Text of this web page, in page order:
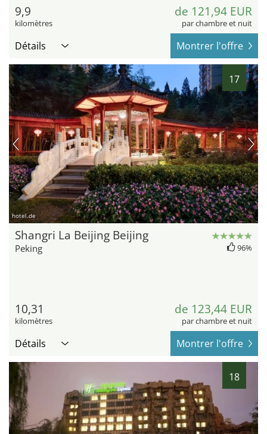
9,9
kilomètres
de 121,94 EUR
par chambre et nuit
Détails Montrer l'offre
17
hotel.de
Shangri La Beijing Beijing
Peking 96%
10,31
kilomètres
de 123,44 EUR
par chambre et nuit
Détails Montrer l'offre
18